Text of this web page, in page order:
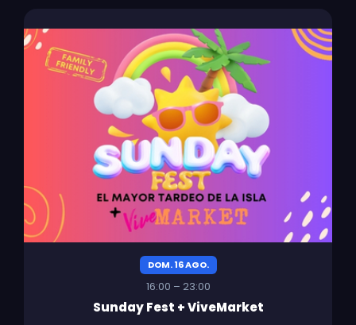
DOM. 16 AGO.
16:00 – 23:00
Sunday Fest + ViveMarket